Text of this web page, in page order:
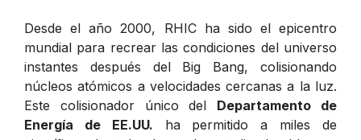
Desde el año 2000, RHIC ha sido el epicentro
mundial para recrear las condiciones del universo
instantes después del Big Bang, colisionando
núcleos atómicos a velocidades cercanas a la luz.
Este colisionador único del Departamento de
Energía de EE.UU. ha permitido a miles de